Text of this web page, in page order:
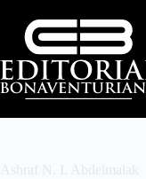
Ashraf N. I. Abdelmalak